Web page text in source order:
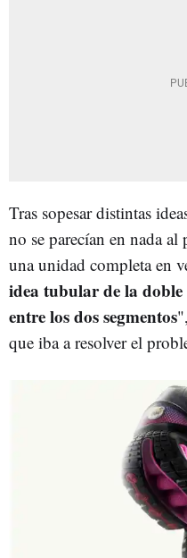
Tras sopesar distintas
no se parecían en nada
una unidad completa en
idea tubular de la
entre los dos segmentos
que iba a resolver el